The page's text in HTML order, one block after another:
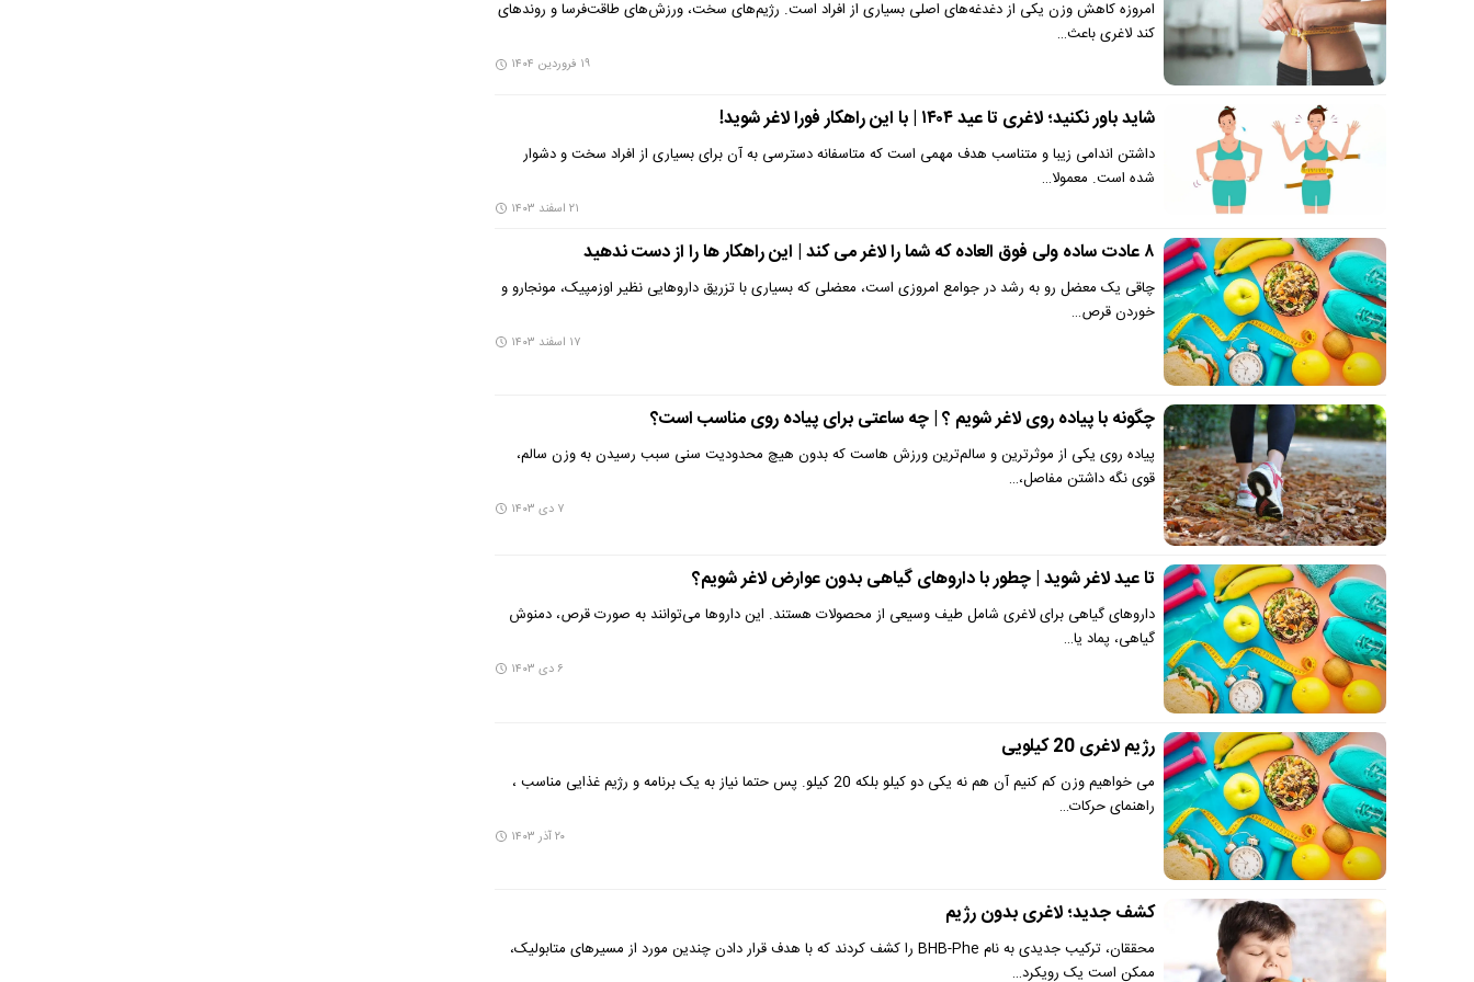
امروزه کاهش وزن یکی از دغدغه‌های اصلی بسیاری از افراد است. رژیم‌های سخت، ورزش‌های طاقت‌فرسا و روندهای
کند لاغری باعث…
۱۹ فروردین ۱۴۰۴
شاید باور نکنید؛ لاغری تا عید ۱۴۰۴ | با این راهکار فورا لاغر شوید!
داشتن اندامی زیبا و متناسب هدف مهمی است که متاسفانه دسترسی به آن برای بسیاری از افراد سخت و دشوار
شده‌ است. معمولا…
۲۱ اسفند ۱۴۰۳
۸ عادت ساده ولی فوق العاده که شما را لاغر می کند | این راهکار ها را از دست ندهید
چاقی یک معضل رو به رشد در جوامع امروزی است، معضلی که بسیاری با تزریق داروهایی نظیر اوزمپیک، مونجارو و
خوردن قرص…
۱۷ اسفند ۱۴۰۳
چگونه با پیاده روی لاغر شویم ؟ | چه ساعتی برای پیاده روی مناسب است؟
پیاده روی یکی از موثرترین و سالم‌ترین ورزش هاست که بدون هیچ محدودیت سنی سبب رسیدن به وزن سالم،
قوی نگه داشتن مفاصل،…
۷ دی ۱۴۰۳
تا عید لاغر شوید | چطور با داروهای گیاهی بدون عوارض لاغر شویم؟
داروهای گیاهی برای لاغری شامل طیف وسیعی از محصولات هستند. این داروها می‌توانند به صورت قرص، دمنوش
گیاهی، پماد یا…
۶ دی ۱۴۰۳
رژیم لاغری 20 کیلویی
می خواهیم وزن کم کنیم آن هم نه یکی دو کیلو بلکه 20 کیلو. پس حتما نیاز به یک برنامه و رژیم غذایی مناسب ،
راهنمای حرکات…
۲۰ آذر ۱۴۰۳
کشف جدید؛ لاغری بدون رژیم
محققان، ترکیب جدیدی به نام BHB-Phe را کشف کردند که با هدف قرار دادن چندین مورد از مسیرهای متابولیک،
ممکن است یک رویکرد…